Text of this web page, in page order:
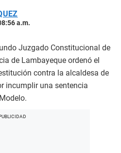
a.m.
Juzgado Constitucional de
de Lambayeque ordenó el
contra la alcaldesa de
incumplir una sentencia